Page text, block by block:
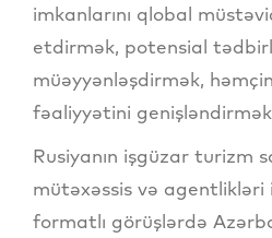
imkanlarını qlobal
etdirmək, potensial
müəyyənləşdirmək,
fəaliyyətini
Rusiyanın işgüzar turizm
mütəxəssis və agentlikləri
formatlı görüşlərdə